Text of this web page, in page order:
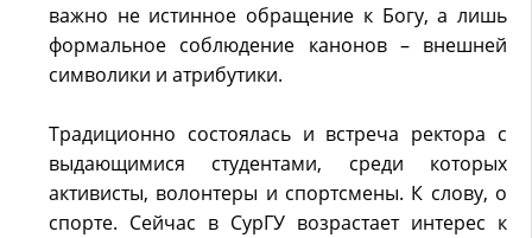
важно не истинное обращение к Богу, а лишь
формальное соблюдение канонов – внешней
символики и атрибутики.
Традиционно состоялась и встреча ректора с
выдающимися студентами, среди которых
активисты, волонтеры и спортсмены. К слову, о
спорте. Сейчас в СурГУ возрастает интерес к